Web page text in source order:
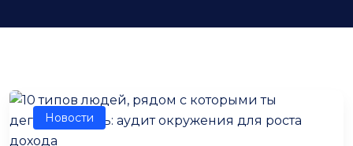
Новости